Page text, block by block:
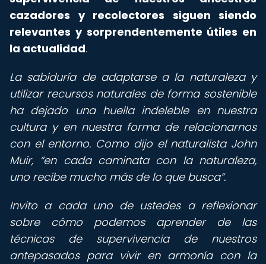
cazadores y recolectores siguen siendo
relevantes y sorprendentemente útiles en
la actualidad.
La sabiduría de adaptarse a la naturaleza y
utilizar recursos naturales de forma sostenible
ha dejado una huella indeleble en nuestra
cultura y en nuestra forma de relacionarnos
con el entorno. Como dijo el naturalista John
Muir,
en cada caminata con la naturaleza,
uno recibe mucho más de lo que busca .
Invito a cada uno de ustedes a reflexionar
sobre cómo podemos aprender de las
técnicas de supervivencia de nuestros
antepasados para vivir en armonía con la